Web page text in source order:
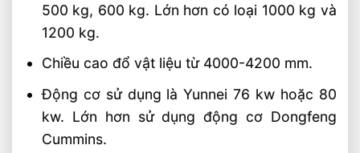
500 kg, 600 kg. Lớn hơn có loại 1000 kg và
1200 kg.
Chiều cao đổ vật liệu từ 4000-4200 mm.
Động cơ sử dụng là Yunnei 76 kw hoặc 80
kw. Lớn hơn sử dụng động cơ Dongfeng
Cummins.